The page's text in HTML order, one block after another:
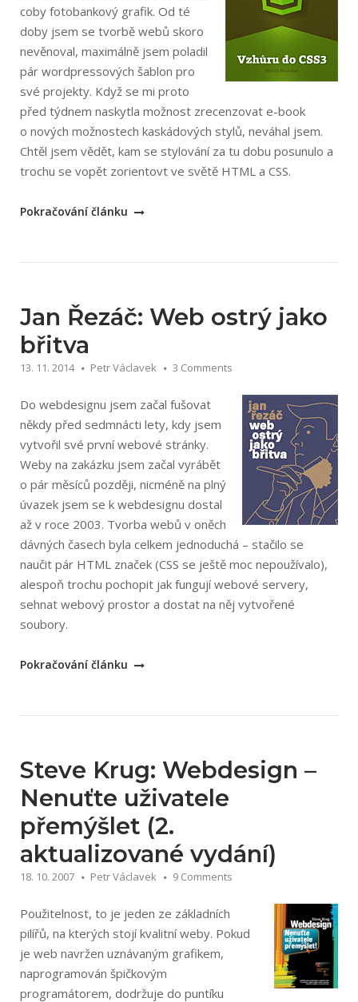
coby fotobankový grafik. Od té
doby jsem se tvorbě webů skoro
nevěnoval, maximálně jsem poladil
pár wordpressových šablon pro
své projekty. Když se mi proto
před týdnem naskytla možnost zrecenzovat e-book
o nových možnostech kaskádových stylů, neváhal jsem.
Chtěl jsem vědět, kam se stylování za tu dobu posunulo a
trochu se vopět zorientovt ve světě HTML a CSS.
„Martin
Pokračování článku
Jan Řezáč: Web ostrý jako
břitva
13. 11. 2014 Petr Václavek 3 Comments
Do webdesignu jsem začal fušovat
někdy před sedmnácti lety, kdy jsem
vytvořil své první webové stránky.
Weby na zakázku jsem začal vyrábět
o pár měsíců později, nicméně na plný
úvazek jsem se k webdesignu dostal
až v roce 2003. Tvorba webů v oněch
dávných časech byla celkem jednoduchá – stačilo se
naučit pár HTML značek (CSS se ještě moc nepoužívalo),
alespoň trochu pochopit jak fungují webové servery,
sehnat webový prostor a dostat na něj vytvořené
soubory.
„Jan
břitva“
Pokračování článku
Steve Krug: Webdesign –
Nenuťte uživatele
přemýšlet (2.
aktualizované vydání)
18. 10. 2007 Petr Václavek 9 Comments
Použitelnost, to je jeden ze základních
pilířů, na kterých stojí kvalitní weby. Pokud
je web navržen uznávaným grafikem,
naprogramován špičkovým
programátorem, dodržuje do puntíku